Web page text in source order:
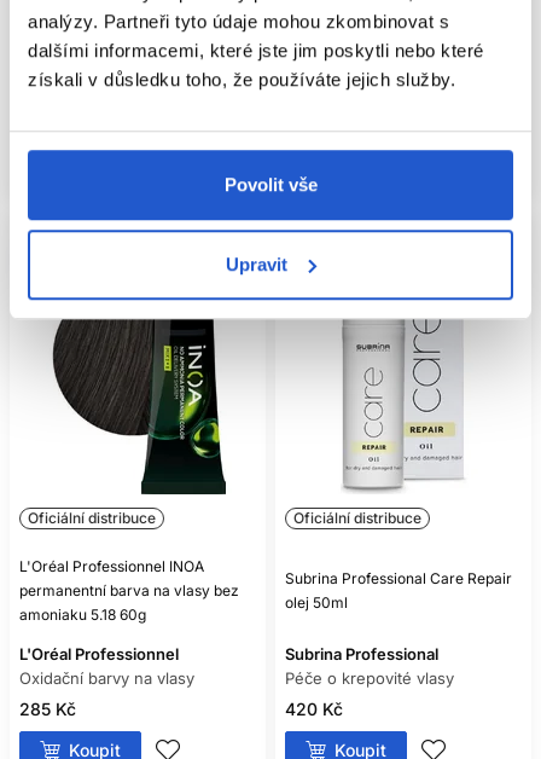
analýzy. Partneři tyto údaje mohou zkombinovat s
dalšími informacemi, které jste jim poskytli nebo které
získali v důsledku toho, že používáte jejich služby.
Povolit vše
Upravit
L'Oréal Professionnel
Péče o barvené vlasy
653 Kč
Koupit
L'Oréal Professionnel
Péče o krepovité vlasy
585 Kč
Koupit
Oficiální distribuce
L'Oréal Professionnel INOA
permanentní barva na vlasy bez
amoniaku 5.18 60g
L'Oréal Professionnel
Oxidační barvy na vlasy
285 Kč
Koupit
Oficiální distribuce
Subrina Professional Care Repair
olej 50ml
Subrina Professional
Péče o krepovité vlasy
420 Kč
Koupit